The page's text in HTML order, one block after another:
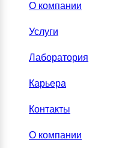
О компании
Услуги
Лаборатория
Карьера
Контакты
О компании